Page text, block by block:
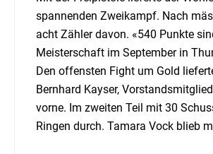
spannenden Zweikampf. Nach
acht Zähler davon. «540 Punkte
Meisterschaft im September in
Den offensten Fight um Gold
Bernhard Kayser,
vorne. Im zweiten Teil mit 30
Ringen durch. Tamara Vock blieb